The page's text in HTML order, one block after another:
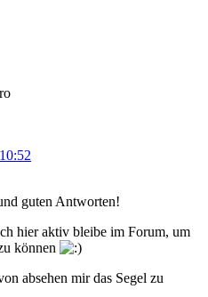
guten Antworten!
hier aktiv bleibe im Forum, um
können
absehen mir das Segel zu